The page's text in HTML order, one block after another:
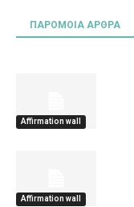
ΠΑΡΟΜΟΙΑ ΑΡΘΡΑ
Affirmation wall
Affirmation wall